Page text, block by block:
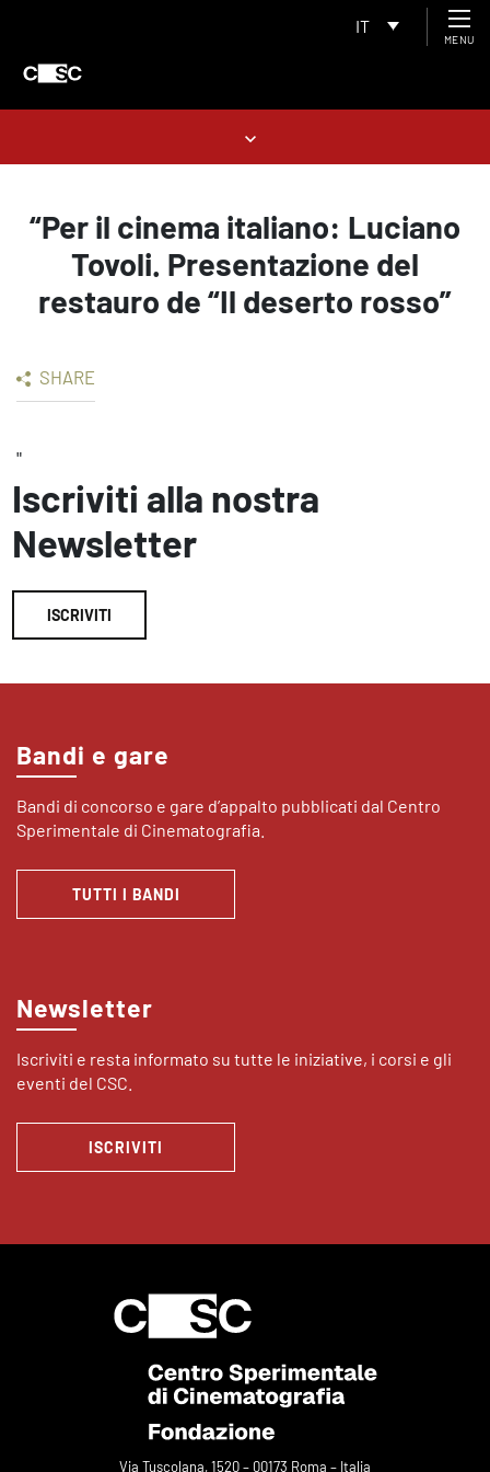
IT
MENU
“Per il cinema italiano: Luciano
Tovoli. Presentazione del
restauro de “Il deserto rosso”
SHARE
"
Iscriviti alla nostra
Newsletter
ISCRIVITI
Bandi e gare
Bandi di concorso e gare d’appalto pubblicati dal Centro
Sperimentale di Cinematografia.
TUTTI I BANDI
Newsletter
Iscriviti e resta informato su tutte le iniziative, i corsi e gli
eventi del CSC.
ISCRIVITI
Via Tuscolana, 1520 – 00173 Roma – Italia